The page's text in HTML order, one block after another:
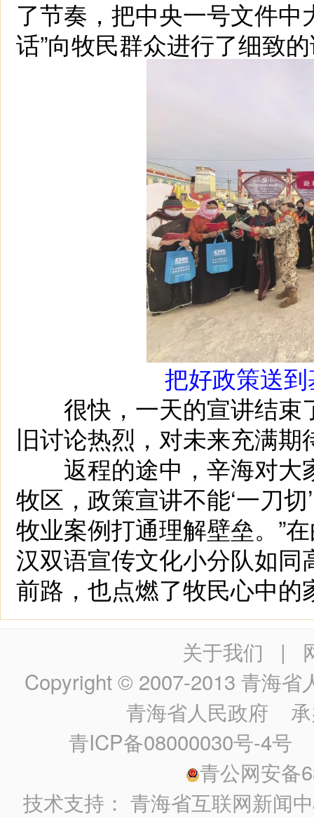
了节奏，把中央一号文件中
话”向牧民群众进行了细致
把好政策送
很快，一天的宣讲结束
旧讨论热烈，对未来充满期
返程的途中，辛海对大
牧区，政策宣讲不能‘一刀
牧业案例打通理解壁垒。”
汉双语宣传文化小分队如
前路，也点燃了牧民心中的
关于我们 |
Copyright © 2007-2013 青海省
青海省人民政府 承
青ICP备08000030号-4号
青公网安备
技术支持：青海省互联网新闻